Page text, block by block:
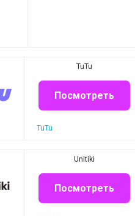
TuTu
Посмотреть
TuTu
Unitiki
Посмотреть